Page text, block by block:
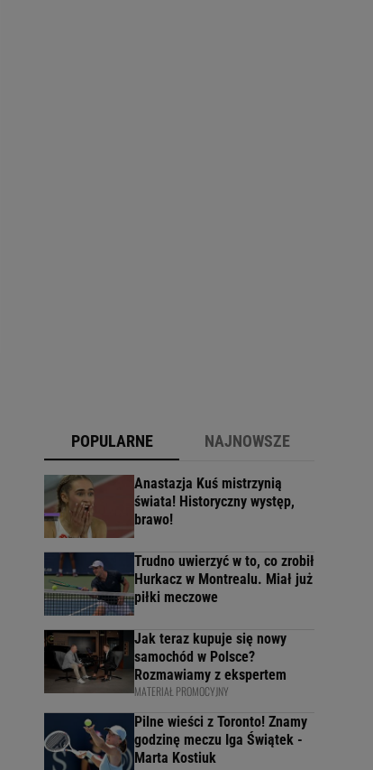
POPULARNE NAJNOWSZE
Anastazja Kuś mistrzynią
świata! Historyczny występ,
brawo!
Trudno uwierzyć w to, co zrobił
Hurkacz w Montrealu. Miał już
piłki meczowe
Jak teraz kupuje się nowy
samochód w Polsce?
Rozmawiamy z ekspertem
MATERIAŁ PROMOCYJNY
Pilne wieści z Toronto! Znamy
godzinę meczu Iga Świątek -
Marta Kostiuk